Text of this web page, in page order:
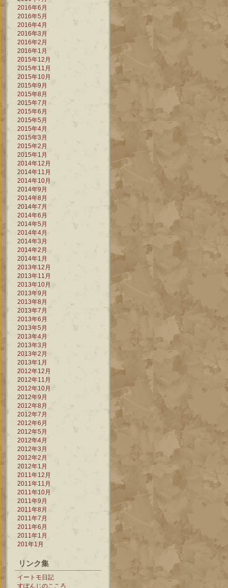
2016年6月
2016年5月
2016年4月
2016年3月
2016年2月
2016年1月
2015年12月
2015年11月
2015年10月
2015年9月
2015年8月
2015年7月
2015年6月
2015年5月
2015年4月
2015年3月
2015年2月
2015年1月
2014年12月
2014年11月
2014年10月
2014年9月
2014年8月
2014年7月
2014年6月
2014年5月
2014年4月
2014年3月
2014年2月
2014年1月
2013年12月
2013年11月
2013年10月
2013年9月
2013年8月
2013年7月
2013年6月
2013年5月
2013年4月
2013年3月
2013年2月
2013年1月
2012年12月
2012年11月
2012年10月
2012年9月
2012年8月
2012年7月
2012年6月
2012年5月
2012年4月
2012年3月
2012年2月
2012年1月
2011年12月
2011年11月
2011年10月
2011年9月
2011年8月
2011年7月
2011年6月
2011年1月
201年1月
リンク集
イートモ日記
すぽんじのこころ